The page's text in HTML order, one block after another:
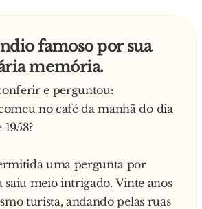
o trabalho que dá pra limpar
famoso por sua
memória.
e perguntou:
no café da manhã do dia
uma pergunta por
saiu meio intrigado. Vinte anos
turista, andando pelas ruas